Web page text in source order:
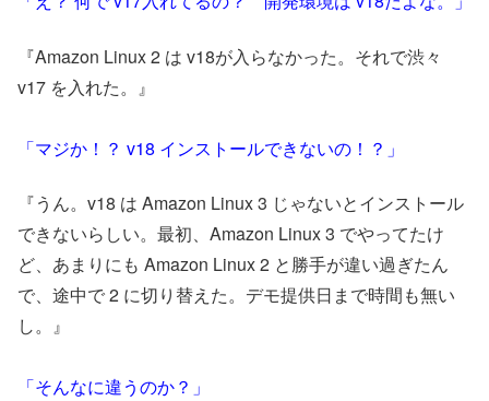
『Amazon Linux 2 は v18が入らなかった。それで渋々
v17 を入れた。』
「マジか！？ v18 インストールできないの！？」
『うん。v18 は Amazon Linux 3 じゃないとインストール
できないらしい。最初、Amazon Linux 3 でやってたけ
ど、あまりにも Amazon Linux 2 と勝手が違い過ぎたん
で、途中で 2 に切り替えた。デモ提供日まで時間も無い
し。』
「そんなに違うのか？」